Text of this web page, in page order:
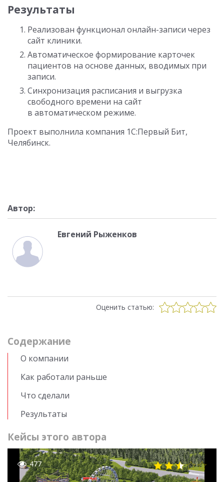
Результаты
Реализован функционал онлайн-записи через
сайт клиники.
Автоматическое формирование карточек
пациентов на основе данных, вводимых при
записи.
Синхронизация расписания и выгрузка
свободного времени на сайт
в автоматическом режиме.
Проект выполнила компания 1С:Первый Бит,
Челябинск.
Автор:
Евгений Рыженков
Оценить статью:
Cодержание
О компании
Как работали раньше
Что сделали
Результаты
Кейсы этого автора
477